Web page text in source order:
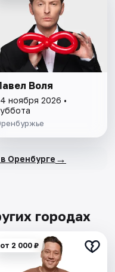
Воля
ноября 2026 •
Оренбурге →
городах
от 2 000 ₽